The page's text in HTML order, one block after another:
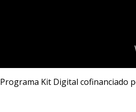
Programa Kit Digital cofinanciado